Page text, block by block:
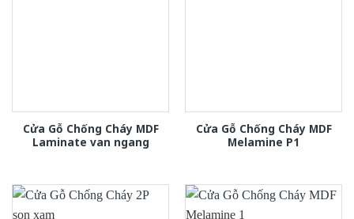
Cửa Gỗ Chống Cháy MDF
Laminate van ngang
Cửa Gỗ Chống Cháy MDF
Melamine P1